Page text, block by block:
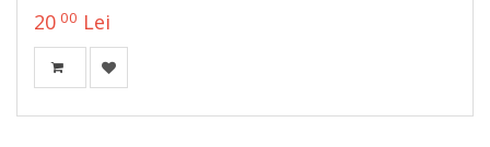
20 00 Lei